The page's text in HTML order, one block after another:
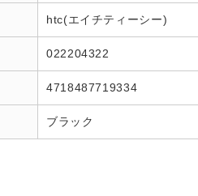
htc(エイチティーシー)
022204322
4718487719334
ブラック